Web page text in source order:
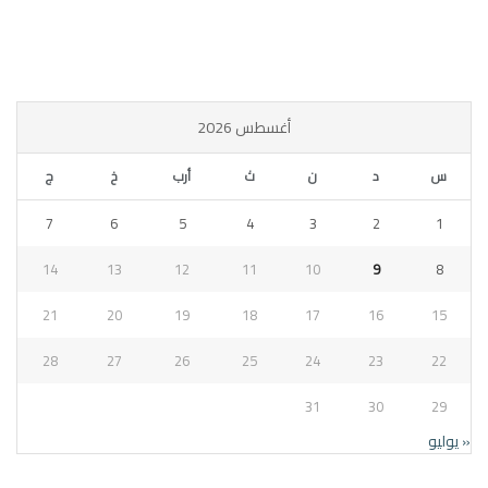
أغسطس 2026
س د ن ث أرب خ ج
1
2
3
4
5
6
7
8
9
10
11
12
13
14
15
16
17
18
19
20
21
22
23
24
25
26
27
28
29
30
31
« يوليو